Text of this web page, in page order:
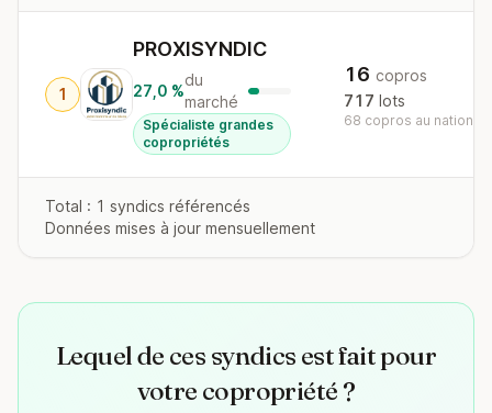
1
PROXISYNDIC
27,0 %
du
marché
Spécialiste grandes
copropriétés
16 copros
717 lots
68 copros au national
Total : 1 syndics référencés
Données mises à jour mensuellement
Lequel de ces syndics est fait pour
votre copropriété ?